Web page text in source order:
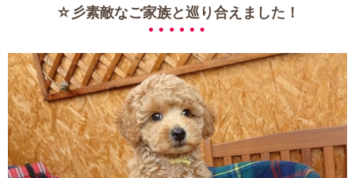
☆彡素敵なご家族と巡り合えました！